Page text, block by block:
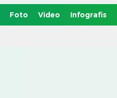
Foto Video Infografis